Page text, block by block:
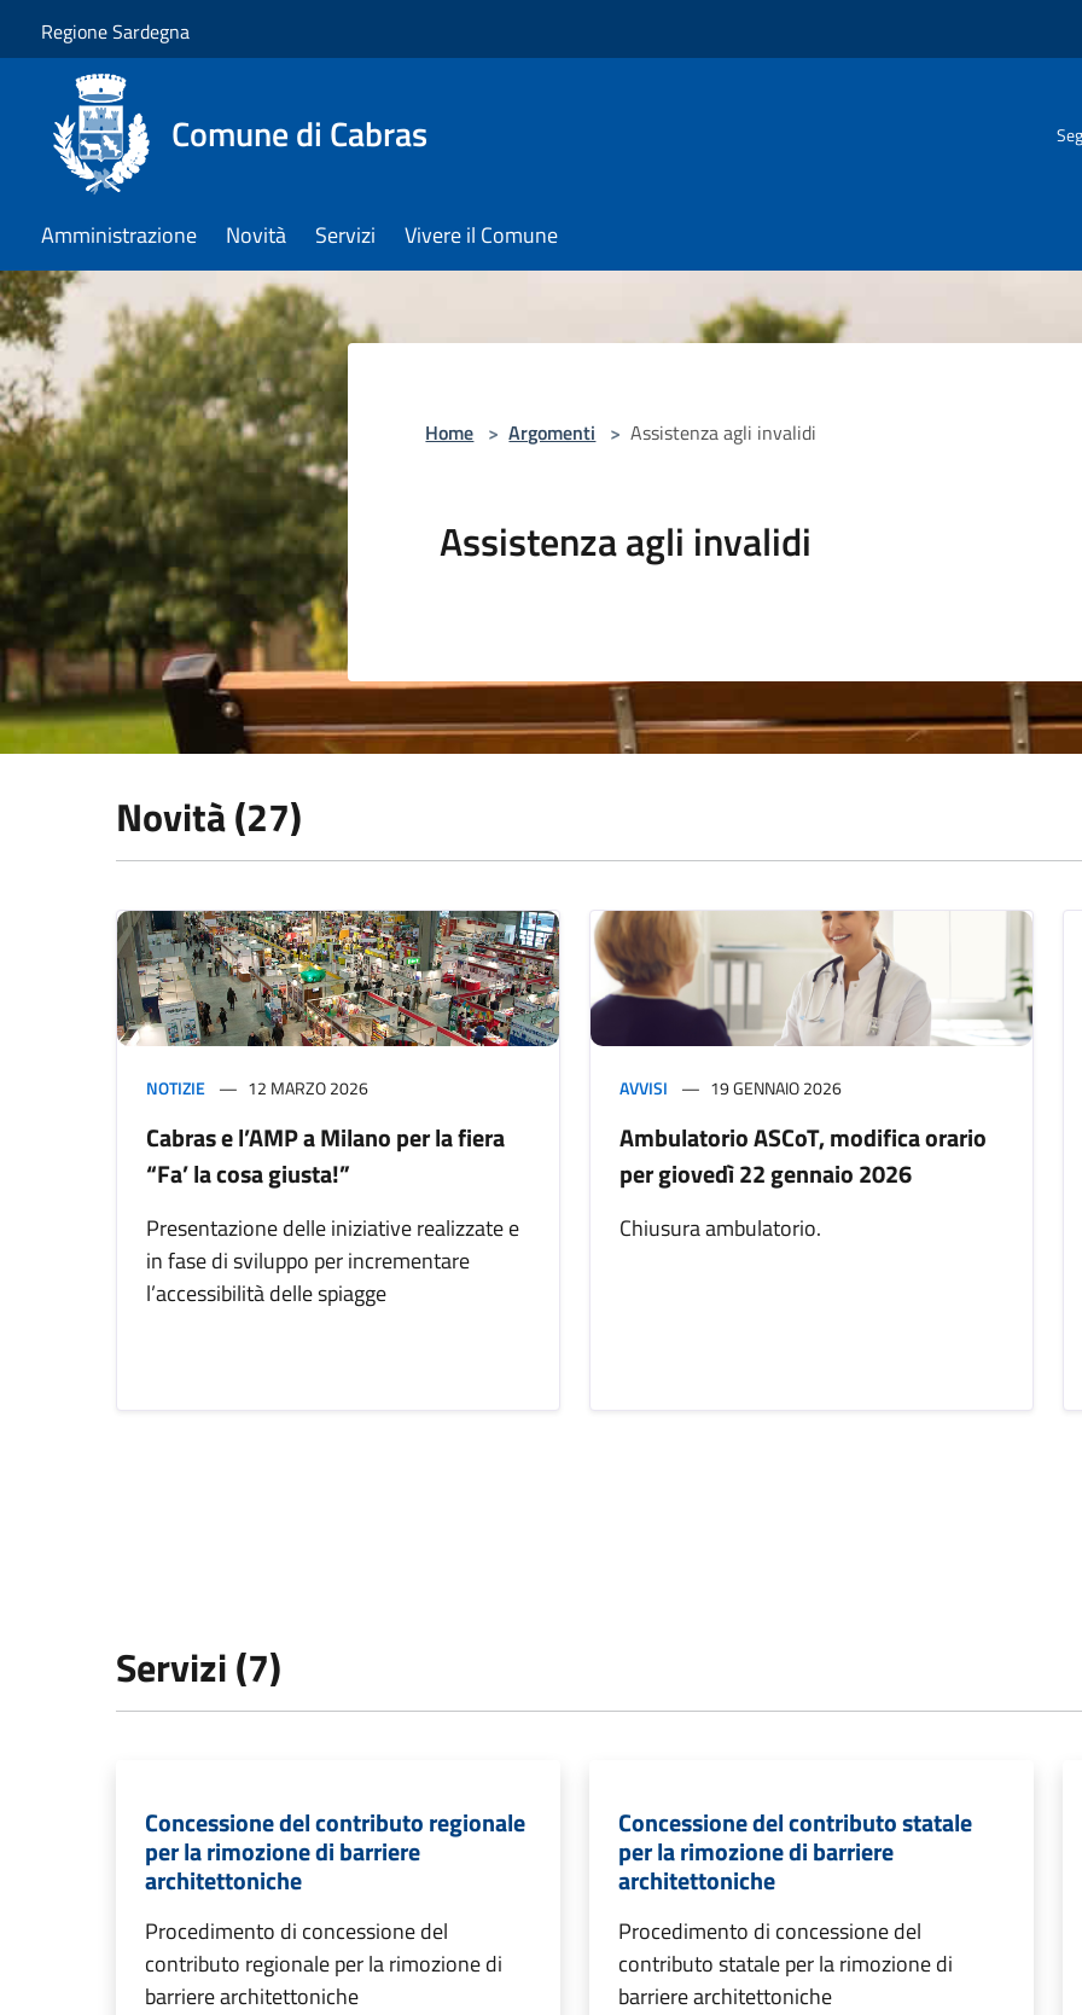
Regione Sardegna
Comune di Cabras
Amministrazione Novità Servizi Vivere il Comune
Home > Argomenti > Assistenza agli invalidi
Assistenza agli invalidi
Novità (27)
NOTIZIE 12 MARZO 2026
Cabras e l’AMP a Milano per la fiera
“Fa’ la cosa giusta!”
Presentazione delle iniziative realizzate e
in fase di sviluppo per incrementare
l’accessibilità delle spiagge
AVVISI 19 GENNAIO 2026
Ambulatorio ASCoT, modifica orario
per giovedì 22 gennaio 2026
Chiusura ambulatorio.
Servizi (7)
Concessione del contributo regionale
per la rimozione di barriere
architettoniche
Procedimento di concessione del
contributo regionale per la rimozione di
barriere architettoniche
Concessione del contributo statale
per la rimozione di barriere
architettoniche
Procedimento di concessione del
contributo statale per la rimozione di
barriere architettoniche